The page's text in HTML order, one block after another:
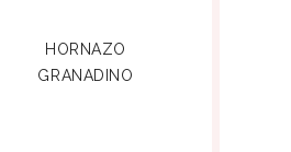
HORNAZO
GRANADINO